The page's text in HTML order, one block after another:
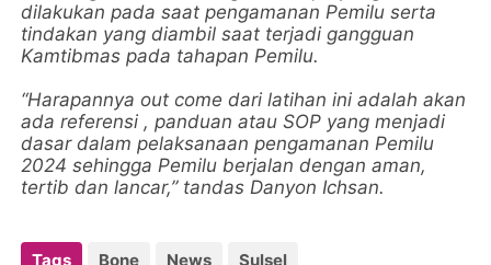
dilakukan pada saat pengamanan Pemilu serta
tindakan yang diambil saat terjadi gangguan
Kamtibmas pada tahapan Pemilu.
“Harapannya out come dari latihan ini adalah akan
ada referensi , panduan atau SOP yang menjadi
dasar dalam pelaksanaan pengamanan Pemilu
2024 sehingga Pemilu berjalan dengan aman,
tertib dan lancar,” tandas Danyon Ichsan.
Tags Bone News Sulsel